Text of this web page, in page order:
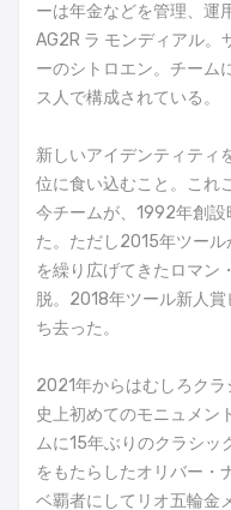
ーは年金などを管理、運
AG2R ラ モンディアル。
ーのシトロエン。チーム
ス人で構成されている。
新しいアイデンティティ
位に食い込むこと。これ
今チームが、1992年創
た。ただし2015年ツー
を繰り広げてきたロマン
脱。2018年ツール新人
ち去った。
2021年からはむしろク
史上初めてのモニュメン
ムに15年ぶりのクラシッ
をもたらしたオリバー・
ベ覇者にしてリオ五輪金